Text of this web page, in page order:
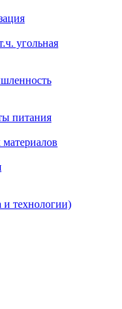
угольная
питания
технологии)